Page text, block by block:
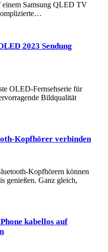
einem Samsung QLED TV
2023 Sendung
OLED-Fernsehserie für
Bildqualität
Kopfhörer verbinden
Kopfhörern können
genießen. Ganz gleich,
kabellos auf